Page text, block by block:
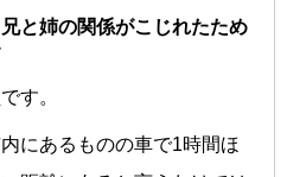
と姉の関係がこじれたため
す。
にあるものの車で1時間ほ